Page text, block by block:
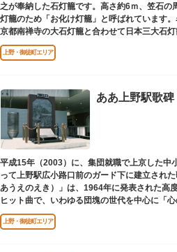
之が奉納した石灯籠です。高さ約6ｍ、笠石の
灯籠のため「お化け灯籠」と呼ばれています。
京都南禅寺の大石灯籠と合わせて日本三大石
す。
上野・御徒町エリア
ああ上野駅歌碑
平成15年（2003）に、集団就職で上京した中
って上野駅広小路口前のガード下に建立され
あうえのえき）」は、1964年に発表された高
ヒット曲で、いわゆる団塊の世代を中心に「
に勇気と感動を与えました。
上野・御徒町エリア